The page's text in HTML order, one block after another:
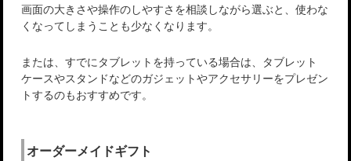
画面の大きさや操作のしやすさを相談しながら選ぶと、使わな
くなってしまうことも少なくなります。
または、すでにタブレットを持っている場合は、タブレット
ケースやスタンドなどのガジェットやアクセサリーをプレゼン
トするのもおすすめです。
オーダーメイドギフト